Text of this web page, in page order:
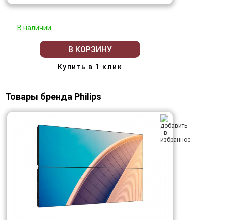
В наличии
В КОРЗИНУ
Купить в 1 клик
Товары бренда Philips